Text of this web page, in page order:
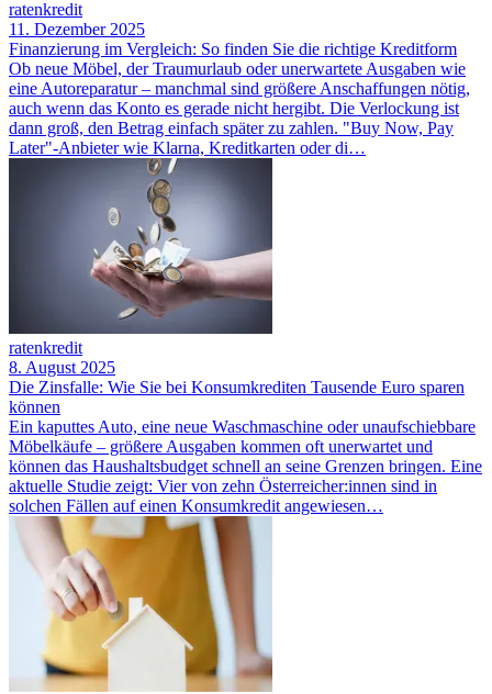
ratenkredit
11. Dezember 2025
Finanzierung im Vergleich: So finden Sie die richtige Kreditform
Ob neue Möbel, der Traumurlaub oder unerwartete Ausgaben wie
eine Autoreparatur – manchmal sind größere Anschaffungen nötig,
auch wenn das Konto es gerade nicht hergibt. Die Verlockung ist
dann groß, den Betrag einfach später zu zahlen. "Buy Now, Pay
Later"-Anbieter wie Klarna, Kreditkarten oder di…
ratenkredit
8. August 2025
Die Zinsfalle: Wie Sie bei Konsumkrediten Tausende Euro sparen
können
Ein kaputtes Auto, eine neue Waschmaschine oder unaufschiebbare
Möbelkäufe – größere Ausgaben kommen oft unerwartet und
können das Haushaltsbudget schnell an seine Grenzen bringen. Eine
aktuelle Studie zeigt: Vier von zehn Österreicher:innen sind in
solchen Fällen auf einen Konsumkredit angewiesen…